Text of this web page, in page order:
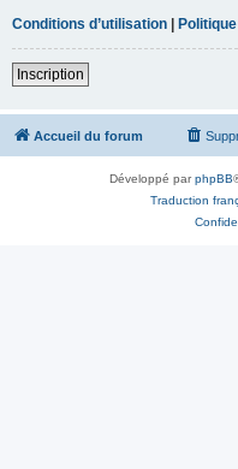
Conditions d’utilisation |
Inscription
Accueil du forum
Développé parphpBB
Traduction